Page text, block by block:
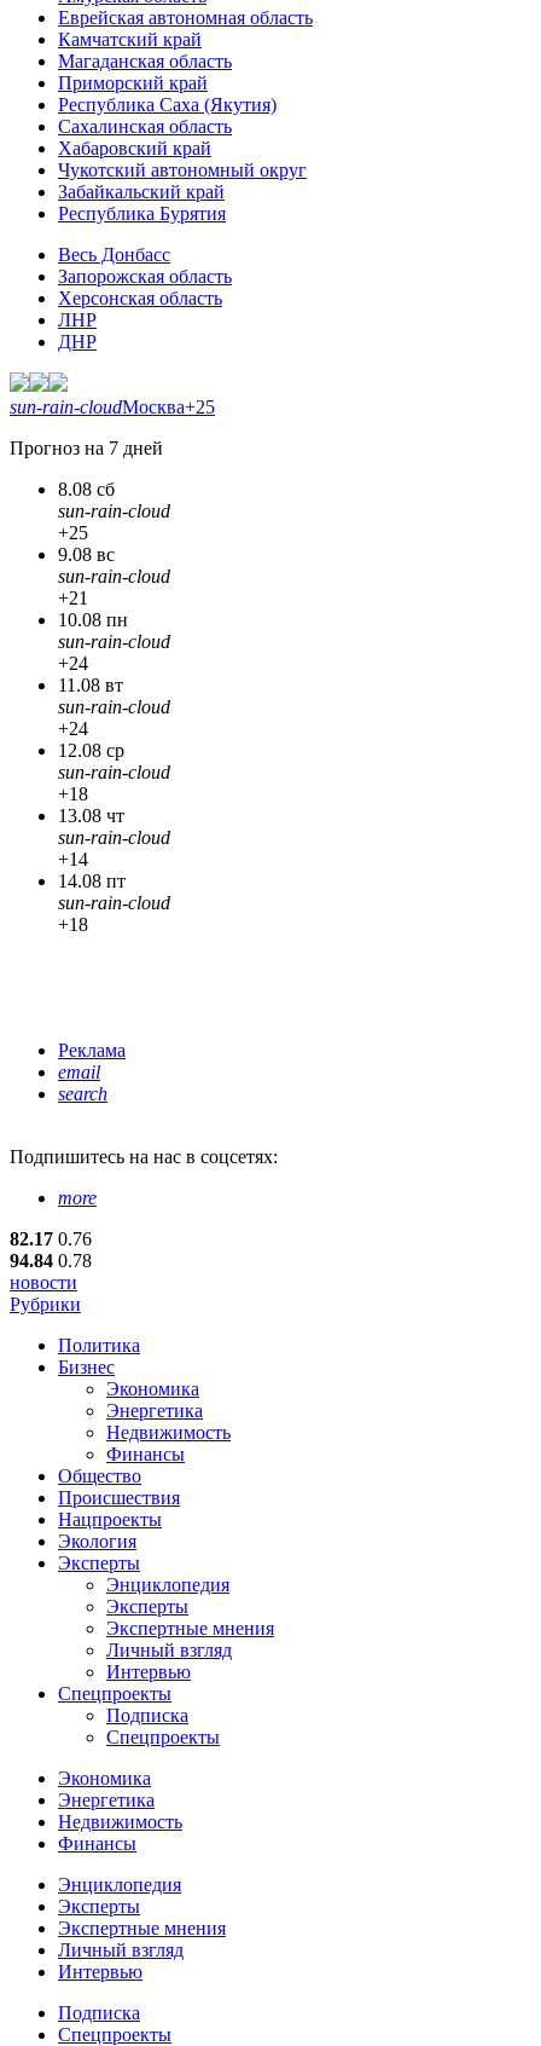
Еврейская автономная область
Камчатский край
Магаданская область
Приморский край
Республика Саха (Якутия)
Сахалинская область
Хабаровский край
Чукотский автономный округ
Забайкальский край
Республика Бурятия
Весь Донбасс
Запорожская область
Херсонская область
ЛНР
ДНР
sun-rain-cloudМосква+25
Прогноз на 7 дней
8.08 сб
sun-rain-cloud
+25
9.08 вс
sun-rain-cloud
+21
10.08 пн
sun-rain-cloud
+24
11.08 вт
sun-rain-cloud
+24
12.08 ср
sun-rain-cloud
+18
13.08 чт
sun-rain-cloud
+14
14.08 пт
sun-rain-cloud
+18
Реклама
email
search
Подпишитесь на нас в соцсетях:
more
82.17 0.76
94.84 0.78
новости
Рубрики
Политика
Бизнес
Экономика
Энергетика
Недвижимость
Финансы
Общество
Происшествия
Нацпроекты
Экология
Эксперты
Энциклопедия
Эксперты
Экспертные мнения
Личный взгляд
Интервью
Спецпроекты
Подписка
Спецпроекты
Экономика
Энергетика
Недвижимость
Финансы
Энциклопедия
Эксперты
Экспертные мнения
Личный взгляд
Интервью
Подписка
Спецпроекты